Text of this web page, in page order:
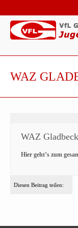
WAZ
WAZ Gladbeck
Hier geht’s zum
Diesen Beitrag teilen: